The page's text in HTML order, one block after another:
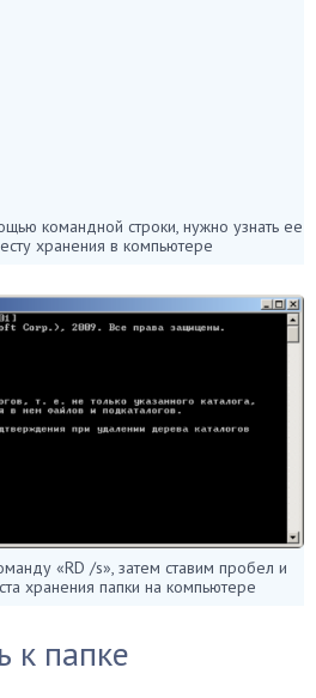
командной строки, нужно узнать ее
хранения в компьютере
«RD /s», затем ставим пробел и
хранения папки на компьютере
к папке